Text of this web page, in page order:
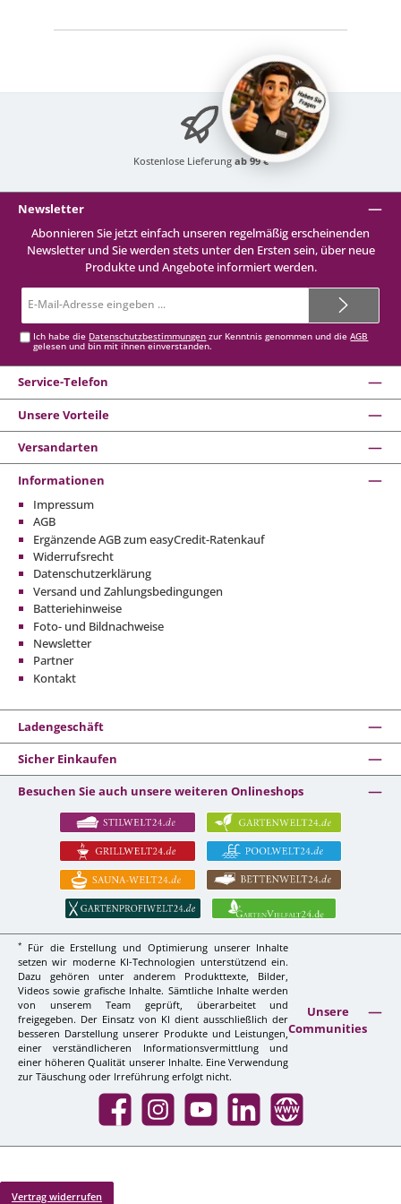
Kostenlose Lieferung ab 99 €
Newsletter
Abonnieren Sie jetzt einfach unseren regelmäßig erscheinenden
Newsletter und Sie werden stets unter den Ersten sein, über neue
Produkte und Angebote informiert werden.
Mail-
Ich habe die Datenschutzbestimmungen zur Kenntnis genommen und dieAGB
gelesen und bin mit ihnen einverstanden.
Service-Telefon
Unsere Vorteile
Versandarten
Informationen
Impressum
AGB
Ergänzende AGB zum easyCredit-Ratenkauf
Widerrufsrecht
Datenschutzerklärung
Versand und Zahlungsbedingungen
Batteriehinweise
Foto- und Bildnachweise
Newsletter
Partner
Kontakt
Ladengeschäft
Sicher Einkaufen
Besuchen Sie auch unsere weiteren Onlineshops
*
Für die Erstellung und Optimierung unserer Inhalte
setzen wir moderne KI-Technologien unterstützend ein.
Dazu gehören unter anderem Produkttexte, Bilder,
Videos sowie grafische Inhalte. Sämtliche Inhalte werden
von unserem Team geprüft, überarbeitet und
freigegeben. Der Einsatz von KI dient ausschließlich der
besseren Darstellung unserer Produkte und Leistungen,
einer verständlicheren Informationsvermittlung und
einer höheren Qualität unserer Inhalte. Eine Verwendung
zur Täuschung oder Irreführung erfolgt nicht.
Unsere
Communities
Facebook InstagramYouTube LinkedIn Website
Vertrag widerrufen